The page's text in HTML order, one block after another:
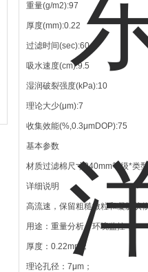
重量(g/m2):97
厚度(mm):0.22
过滤时间(sec):60
吸水速度(cm):9.5
湿润破裂强度(kPa):10
理论大少(μm):7
收集效能(%,0.3μmDOP):75
基本参数
材质过滤棉尺寸240mm等级*类
详细说明
高流速，保留粗糙微粒和凝胶状
用途：重量分析，环境监控；
厚度：0.22mm；
理论孔径：7μm；